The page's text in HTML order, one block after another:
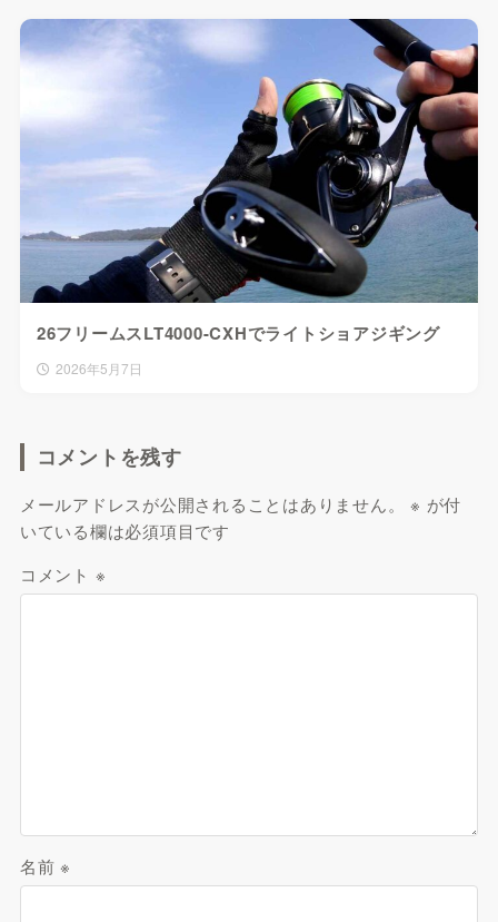
26フリームスLT4000-CXHでライトショアジギング
2026年5月7日
コメントを残す
メールアドレスが公開されることはありません。 ※ が付
いている欄は必須項目です
コメント ※
名前※